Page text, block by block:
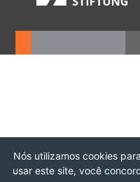
Nós utilizamos cookies
usar este site, você